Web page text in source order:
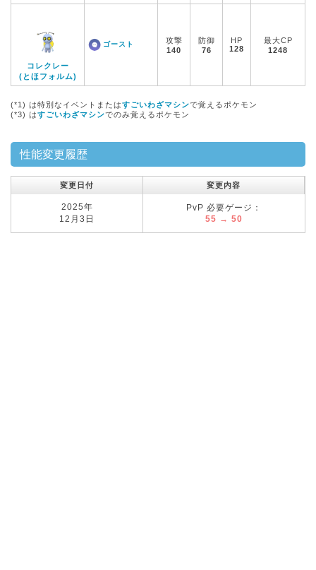
コレクレー
(とほフォルム)
ゴースト
攻撃
140
防御
76
HP
128
最大CP
1248
(*1) は特別なイベントまたはすごいわざマシンで覚えるポケモン
(*3) はすごいわざマシンでのみ覚えるポケモン
性能変更履歴
変更日付 変更内容
2025年
12月3日
PvP 必要ゲージ：
55 → 50